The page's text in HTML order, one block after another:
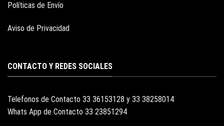
Políticas de Envío
Aviso de Privacidad
CONTACTO Y REDES SOCIALES
Telefonos de Contacto 33 36153128 y 33 38258014
Whats App de Contacto 33 23851294